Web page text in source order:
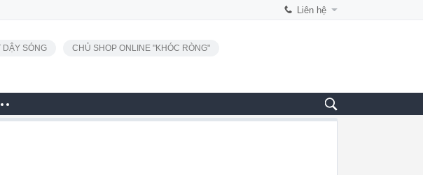
Liên hệ
DẬY SÓNG CHỦ SHOP ONLINE "KHÓC RÒNG"